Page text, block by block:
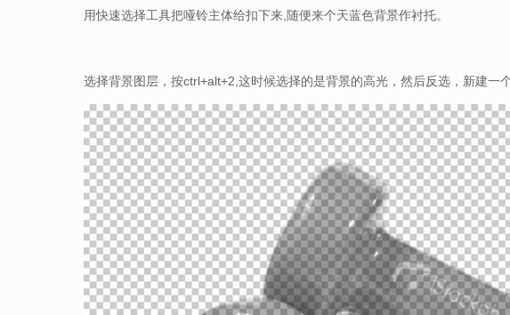
用快速选择工具把哑铃主体给扣下来,随便来个天蓝色背景作衬托。
选择背景图层，按ctrl+alt+2,这时候选择的是背景的高光，然后反选，新建一